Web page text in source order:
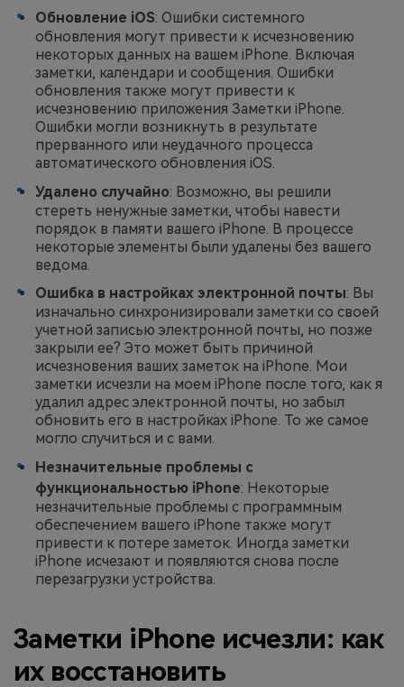
Обновление iOS: Ошибки системного
обновления могут привести к исчезновению
некоторых данных на вашем iPhone. Включая
заметки, календари и сообщения. Ошибки
обновления также могут привести к
исчезновению приложения Заметки iPhone.
Ошибки могли возникнуть в результате
прерванного или неудачного процесса
автоматического обновления iOS.
Удалено случайно: Возможно, вы решили
стереть ненужные заметки, чтобы навести
порядок в памяти вашего iPhone. В процессе
некоторые элементы были удалены без вашего
ведома.
Ошибка в настройках электронной почты: Вы
изначально синхронизировали заметки со своей
учетной записью электронной почты, но позже
закрыли ее? Это может быть причиной
исчезновения ваших заметок на iPhone. Мои
заметки исчезли на моем iPhone после того, как я
удалил адрес электронной почты, но забыл
обновить его в настройках iPhone. То же самое
могло случиться и с вами.
Незначительные проблемы с
функциональностью iPhone: Некоторые
незначительные проблемы с программным
обеспечением вашего iPhone также могут
привести к потере заметок. Иногда заметки
iPhone исчезают и появляются снова после
перезагрузки устройства.
Заметки iPhone исчезли: как
их восстановить